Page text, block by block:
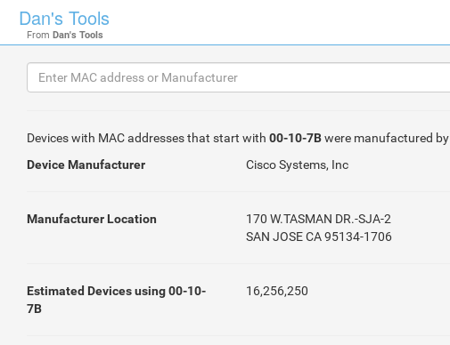
Dan's Tools
From Dan's Tools
Devices with MAC addresses that start with 00-10-7Bwere manufactured by
Device Manufacturer
Cisco Systems, Inc
Manufacturer Location
170 W.TASMAN DR.-SJA-2
SAN JOSE CA 95134-1706
Estimated Devices using 00-10-
7B
16,256,250